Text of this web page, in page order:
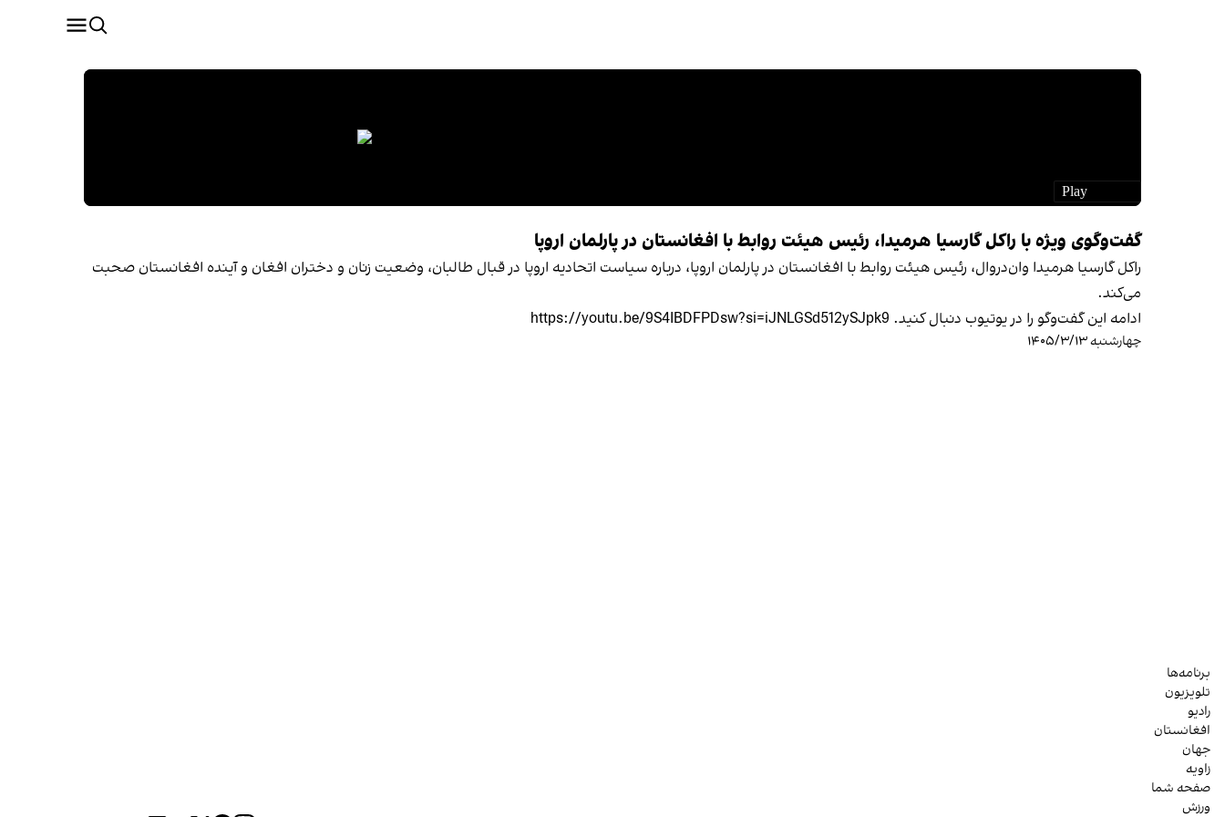
گفت‌وگوی ویژه با راکل گارسیا هرمیدا، رئیس هیئت روابط با افغانستان در پارلمان اروپا
راکل گارسیا هرمیدا وان‌در‌وال، رئیس هیئت روابط با افغانستان در پارلمان اروپا، درباره سیاست اتحادیه اروپا در قبال طالبان، وضعیت زنان و دختران افغان و آینده افغانستان صحبت
می‌کند.
ادامه این گفت‌وگو را در یوتیوب دنبال کنید. https://youtu.be/9S4IBDFPDsw?si=iJNLGSd512ySJpk9
چهارشنبه ۱۴۰۵/۳/۱۳
برنامه‌ها
تلویزیون
رادیو
افغانستان
جهان
زاویه
صفحه شما
ورزش